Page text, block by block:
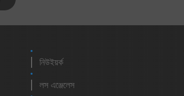
নিউইয়র্ক
লস এঞ্জেলেস